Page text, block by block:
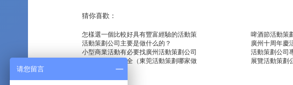
猜你喜歡：
怎樣選一個比較好具有豐富經驗的活動策 啤酒節活動策
活動策劃公司主要是做什么的？
廣州十周年慶
小型商業活動有必要找廣州活動策劃公司
活動策劃公司
東莞活動公司大全（東莞活動策劃哪家做
展覽活動策劃
请您留言